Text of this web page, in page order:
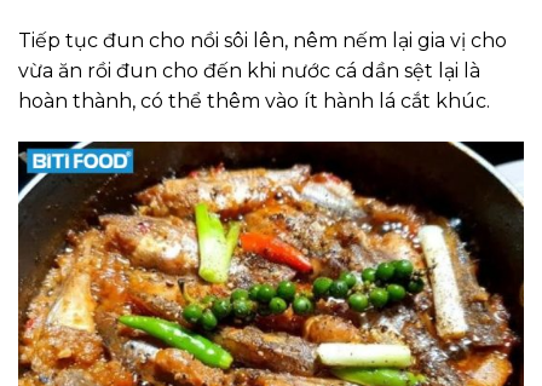
Tiếp tục đun cho nồi sôi lên, nêm nếm lại gia vị cho
vừa ăn rồi đun cho đến khi nước cá dần sệt lại là
hoàn thành, có thể thêm vào ít hành lá cắt khúc.